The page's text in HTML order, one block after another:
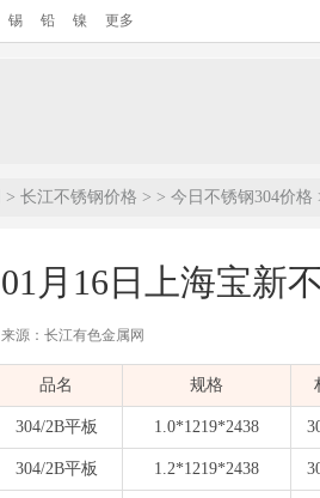
锡 铅 镍 更多
> 长江不锈钢价格 > > 今日不锈钢304价格
01月16日上海宝新
来源：长江有色金属网
品名 规格
304/2B平板 1.0*1219*2438
304/2B平板 1.2*1219*2438